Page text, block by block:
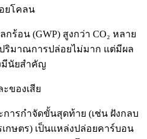
ยโคลน
ร้อน (GWP) สูงกว่า CO₂ หลาย
ริมาณการปล่อยไม่มาก แต่มีผล
มีนัยสำคัญ
ของเสีย
ารกำจัดขั้นสุดท้าย (เช่น ฝังกลบ
กษตร) เป็นแหล่งปล่อยคาร์บอน